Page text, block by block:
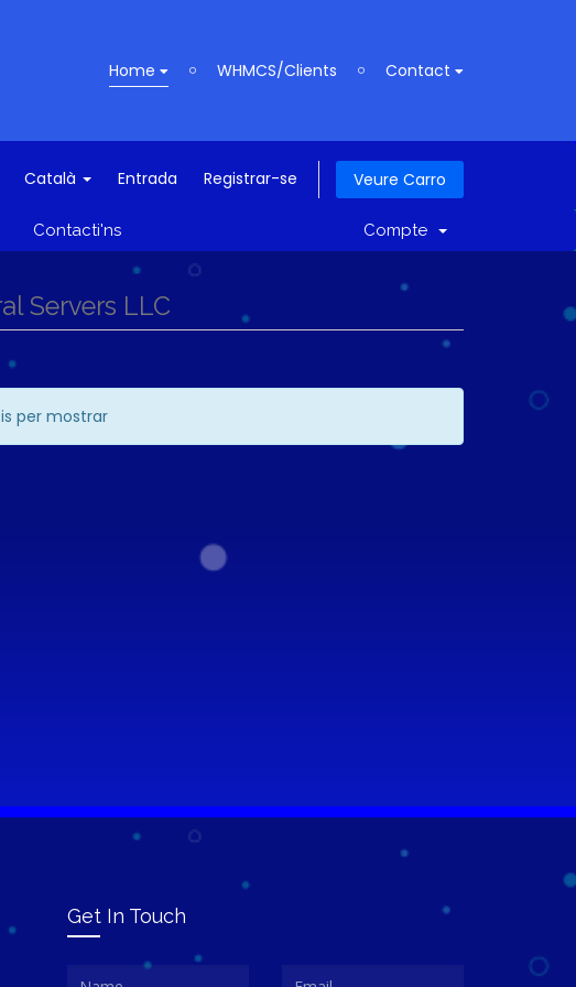
Home WHMCS/Clients Contact
Català Entrada Registrar-se Veure Carro
Contacti'ns Compte
Servers LLC
per mostrar
Get In Touch